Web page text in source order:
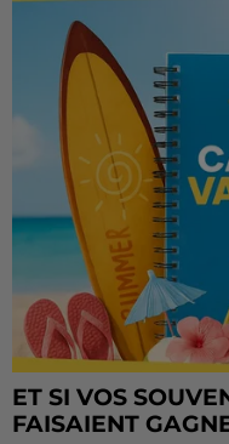
ET SI VOS
FAISAIENT